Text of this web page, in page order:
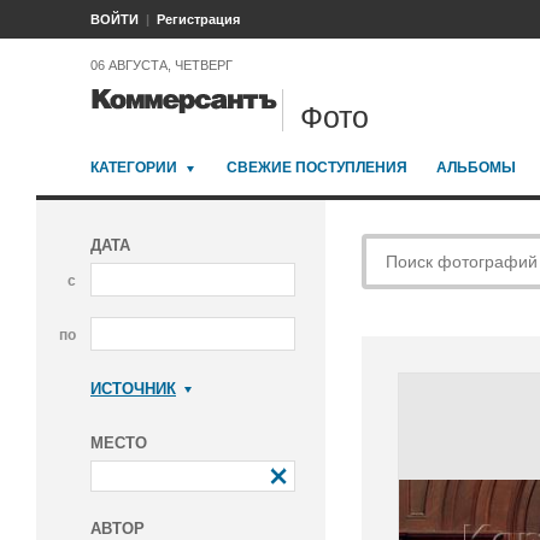
ВОЙТИ Регистрация
06 АВГУСТА, ЧЕТВЕРГ
Фото
КАТЕГОРИИ СВЕЖИЕ ПОСТУПЛЕНИЯ АЛЬБОМЫ
ДАТА
с
по
ИСТОЧНИК
МЕСТО
АВТОР